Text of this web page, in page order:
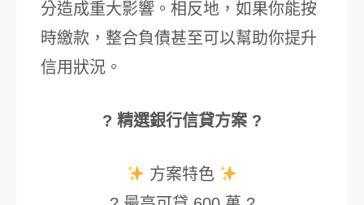
分造成重大影響。相反地，如果你能按
時繳款，整合負債甚至可以幫助你提升
信用狀況。
? 精選銀行信貸方案 ?
方案特色